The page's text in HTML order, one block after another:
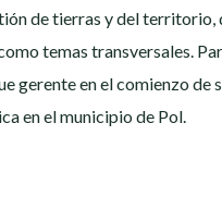
de tierras y del
temas transversales.
gerente en el comienzo de
en el municipio de Pol.